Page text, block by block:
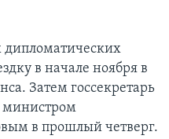
дипломатических
в начале ноября в
Затем госсекретарь
министром
в прошлый четверг.